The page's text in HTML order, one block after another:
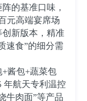
的基准口味，
元高端宴席场
新版本，精准
速食”的细分需
酱包+蔬菜包
年航天专利温控
牛肉面”等产品